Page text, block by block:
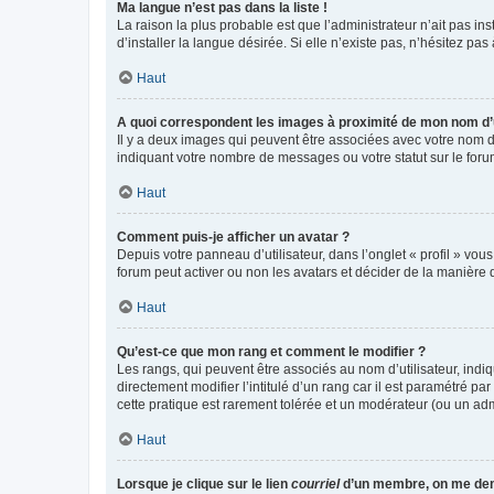
Ma langue n’est pas dans la liste !
La raison la plus probable est que l’administrateur n’ait pas
d’installer la langue désirée. Si elle n’existe pas, n’hésitez
Haut
A quoi correspondent les images à proximité de mon nom
Il y a deux images qui peuvent être associées avec votre
indiquant votre nombre de messages ou votre statut sur le
Haut
Comment puis-je afficher un avatar ?
Depuis votre panneau d’utilisateur, dans l’onglet « profil »
forum peut activer ou non les avatars et décider de la
Haut
Qu’est-ce que mon rang et comment le modifier ?
Les rangs, qui peuvent être associés au nom d’utilisateur,
directement modifier l’intitulé d’un rang car il est paramétré
cette pratique est rarement tolérée et un modérateur (ou un
Haut
Lorsque je clique sur le lien courrield’un membre, on me